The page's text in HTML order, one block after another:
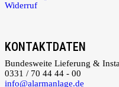
Widerruf
KONTAKTDATEN
Bundesweite Lieferung &
0331 / 70 44 44 - 00
info@alarmanlage.de